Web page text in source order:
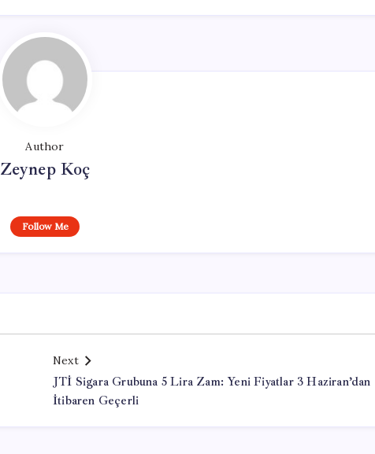
Author
Zeynep Koç
Follow Me
Next
JTİ Sigara Grubuna 5 Lira Zam: Yeni Fiyatlar 3 Haziran’dan
İtibaren Geçerli